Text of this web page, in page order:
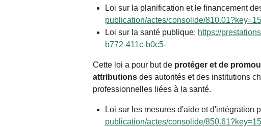
Loi sur la planification et le financement
publication/actes/consolide/
Loi sur la santé publique: https://
b772-411c-b0c5-
Cette loi a pour but de protéger et de
attributions des autorités et des institutions
professionnelles liées à la santé.
Loi sur les mesures d'aide et d'intégration
publication/actes/consolide/